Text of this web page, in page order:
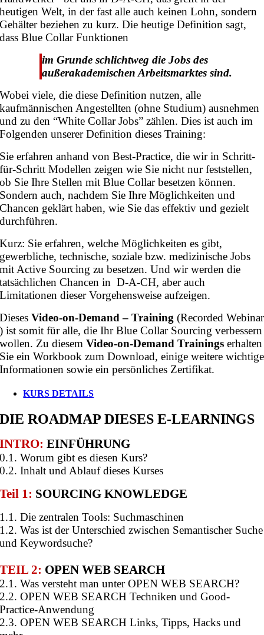
heutigen Welt, in der fast alle auch keinen Lohn, sondern
Gehälter beziehen zu kurz. Die heutige Definition sagt,
dass Blue Collar Funktionen
im Grunde schlichtweg die Jobs des
außerakademischen Arbeitsmarktes sind.
Wobei viele, die diese Definition nutzen, alle
kaufmännischen Angestellten (ohne Studium) ausnehmen
und zu den “White Collar Jobs” zählen. Dies ist auch im
Folgenden unserer Definition dieses Training:
Sie erfahren anhand von Best-Practice, die wir in Schritt-
für-Schritt Modellen zeigen wie Sie nicht nur feststellen,
ob Sie Ihre Stellen mit Blue Collar besetzen können.
Sondern auch, nachdem Sie Ihre Möglichkeiten und
Chancen geklärt haben, wie Sie das effektiv und gezielt
durchführen.
Kurz: Sie erfahren, welche Möglichkeiten es gibt,
gewerbliche, technische, soziale bzw. medizinische Jobs
mit Active Sourcing zu besetzen. Und wir werden die
tatsächlichen Chancen in D-A-CH, aber auch
Limitationen dieser Vorgehensweise aufzeigen.
DiesesVideo-on-Demand – Training (Recorded Webinar
) ist somit für alle, die Ihr Blue Collar Sourcing verbessern
wollen. Zu diesemVideo-on-Demand Trainings erhalten
Sie ein Workbook zum Download, einige weitere wichtige
Informationen sowie ein persönliches Zertifikat.
KURS DETAILS
DIE ROADMAP DIESES E-LEARNINGS
INTRO:EINFÜHRUNG
0.1. Worum gibt es diesen Kurs?
0.2. Inhalt und Ablauf dieses Kurses
Teil 1: SOURCING KNOWLEDGE
1.1. Die zentralen Tools: Suchmaschinen
1.2. Was ist der Unterschied zwischen Semantischer Suche
und Keywordsuche?
TEIL 2: OPEN WEB SEARCH
2.1. Was versteht man unter OPEN WEB SEARCH?
2.2. OPEN WEB SEARCH Techniken und Good-
Practice-Anwendung
2.3. OPEN WEB SEARCH Links, Tipps, Hacks und